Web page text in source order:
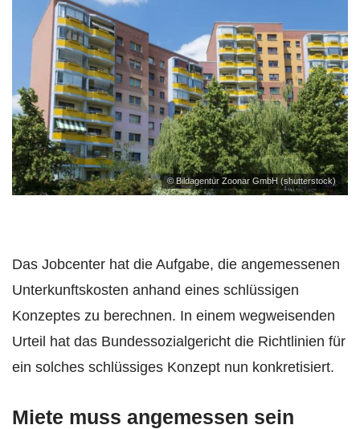
© Bildagentur Zoonar GmbH (shutterstock)
Das Jobcenter hat die Aufgabe, die angemessenen
Unterkunftskosten anhand eines schlüssigen
Konzeptes zu berechnen. In einem wegweisenden
Urteil hat das Bundessozialgericht die Richtlinien für
ein solches schlüssiges Konzept nun konkretisiert.
Miete muss angemessen sein